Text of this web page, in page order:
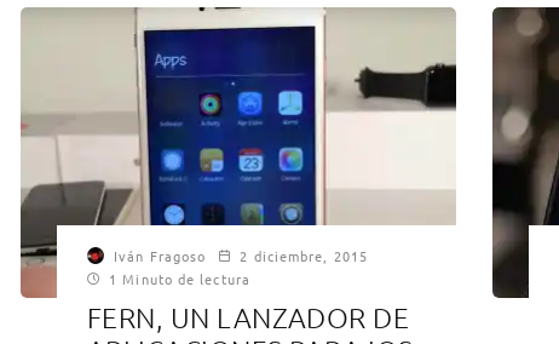
Iván Fragoso
2 diciembre, 2015
1 Minuto de lectura
FERN, UN LANZADOR DE